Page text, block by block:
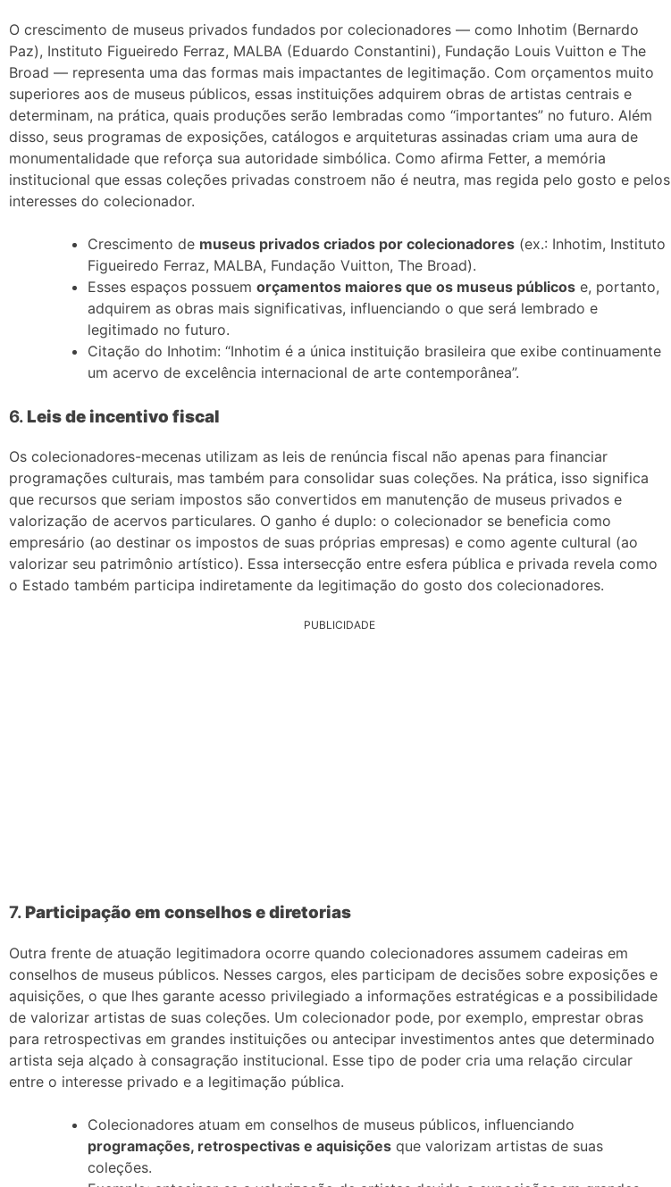
O crescimento de museus privados fundados por colecionadores — como Inhotim (Bernardo
Paz), Instituto Figueiredo Ferraz, MALBA (Eduardo Constantini), Fundação Louis Vuitton e The
Broad — representa uma das formas mais impactantes de legitimação. Com orçamentos muito
superiores aos de museus públicos, essas instituições adquirem obras de artistas centrais e
determinam, na prática, quais produções serão lembradas como “importantes” no futuro. Além
disso, seus programas de exposições, catálogos e arquiteturas assinadas criam uma aura de
monumentalidade que reforça sua autoridade simbólica. Como afirma Fetter, a memória
institucional que essas coleções privadas constroem não é neutra, mas regida pelo gosto e pelos
interesses do colecionador.
Crescimento de museus privados criados por colecionadores (ex.: Inhotim, Instituto
Figueiredo Ferraz, MALBA, Fundação Vuitton, The Broad).
Esses espaços possuem orçamentos maiores que os museus públicos e, portanto,
adquirem as obras mais significativas, influenciando o que será lembrado e
legitimado no futuro.
Citação do Inhotim: “Inhotim é a única instituição brasileira que exibe continuamente
um acervo de excelência internacional de arte contemporânea”.
6. Leis de incentivo fiscal
Os colecionadores-mecenas utilizam as leis de renúncia fiscal não apenas para financiar
programações culturais, mas também para consolidar suas coleções. Na prática, isso significa
que recursos que seriam impostos são convertidos em manutenção de museus privados e
valorização de acervos particulares. O ganho é duplo: o colecionador se beneficia como
empresário (ao destinar os impostos de suas próprias empresas) e como agente cultural (ao
valorizar seu patrimônio artístico). Essa intersecção entre esfera pública e privada revela como
o Estado também participa indiretamente da legitimação do gosto dos colecionadores.
PUBLICIDADE
7. Participação em conselhos e diretorias
Outra frente de atuação legitimadora ocorre quando colecionadores assumem cadeiras em
conselhos de museus públicos. Nesses cargos, eles participam de decisões sobre exposições e
aquisições, o que lhes garante acesso privilegiado a informações estratégicas e a possibilidade
de valorizar artistas de suas coleções. Um colecionador pode, por exemplo, emprestar obras
para retrospectivas em grandes instituições ou antecipar investimentos antes que determinado
artista seja alçado à consagração institucional. Esse tipo de poder cria uma relação circular
entre o interesse privado e a legitimação pública.
Colecionadores atuam em conselhos de museus públicos, influenciando
programações, retrospectivas e aquisições que valorizam artistas de suas
coleções.